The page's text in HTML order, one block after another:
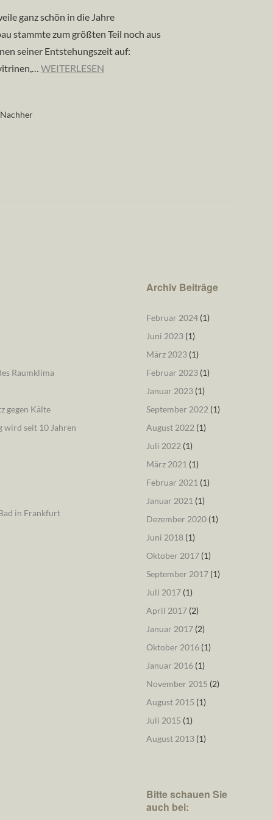
ganz schön in die Jahre
stammte zum größten Teil noch aus
seiner Entstehungszeit auf:
WEITERLESEN
Raumklima
gegen Kälte
seit 10 Jahren
in Frankfurt
Archiv Beiträge
Februar 2024(1)
Juni 2023(1)
März 2023(1)
Februar 2023(1)
Januar 2023(1)
September 2022 (1)
August 2022 (1)
Juli 2022 (1)
März 2021 (1)
Februar 2021 (1)
Januar 2021 (1)
Dezember 2020(1)
Juni 2018(1)
Oktober 2017(1)
September 2017(1)
Juli 2017(1)
April 2017(2)
Januar 2017(2)
Oktober 2016(1)
Januar 2016(1)
November 2015 (2)
August 2015 (1)
Juli 2015 (1)
August 2013(1)
Bitte schauen Sie
auch bei: